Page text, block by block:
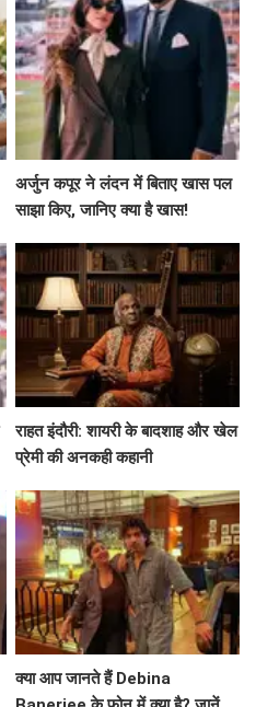
अर्जुन कपूर ने लंदन में बिताए खास पल
साझा किए, जानिए क्या है खास!
राहत इंदौरी: शायरी के बादशाह और खेल
प्रेमी की अनकही कहानी
क्या आप जानते हैं Debina